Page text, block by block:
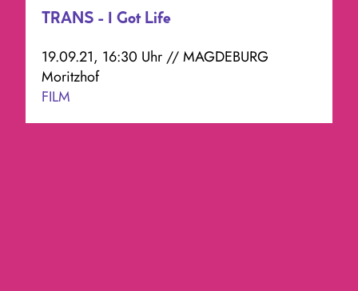
TRANS - I Got Life
19.09.21, 16:30 Uhr // MAGDEBURG
Moritzhof
FILM